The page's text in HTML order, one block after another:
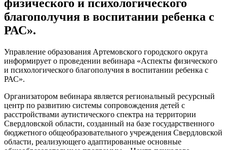
физического и психологического
благополучия в воспитании ребенка с
РАС».
Управление образования Артемовского городского округа
информирует о проведении вебинара «Аспекты физического
и психологического благополучия в воспитании ребенка с
РАС».
Организатором вебинара является региональный ресурсный
центр по развитию системы сопровождения детей с
расстройствами аутистического спектра на территории
Свердловской области, созданный на базе государственного
бюджетного общеобразовательного учреждения Свердловской
области, реализующего адаптированные основные